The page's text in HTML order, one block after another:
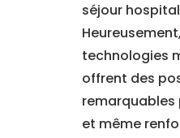
séjour
technologies
offrent des
et même